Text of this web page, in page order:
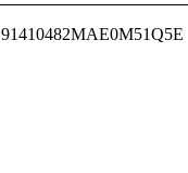
91410482MAE0M51Q5E